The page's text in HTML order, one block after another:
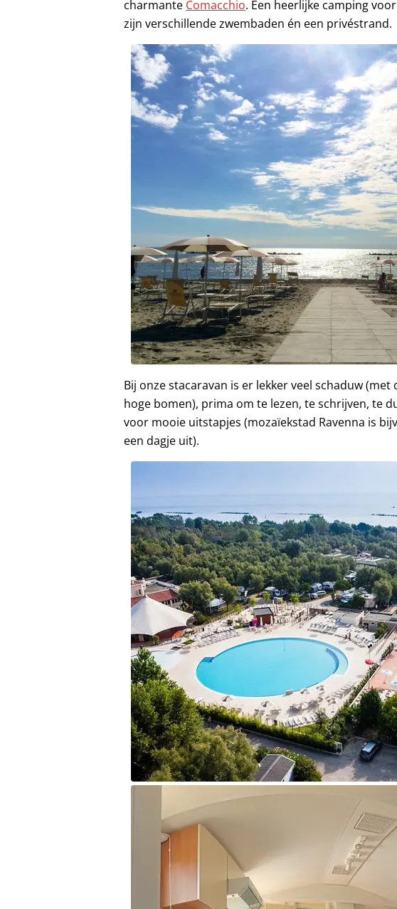
charmante Comacchio. Een heerlijke camping
zijn verschillende zwembaden én een privéstrand.
Bij onze stacaravan is er lekker veel schaduw
hoge bomen), prima om te lezen, te schrijven, te
voor mooie uitstapjes (mozaïekstad Ravenna is
een dagje uit).